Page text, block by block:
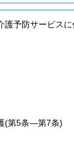
予防サービス
(第5条―第7条)